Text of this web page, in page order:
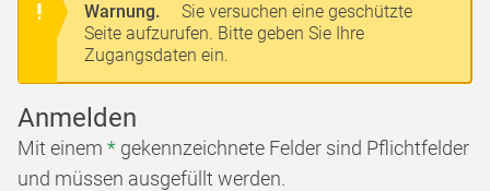
Warnung.
Sie versuchen eine geschützte
Seite aufzurufen. Bitte geben Sie Ihre
Zugangsdaten ein.
Anmelden
Mit einem * gekennzeichnete Felder sind Pflichtfelder
und müssen ausgefüllt werden.